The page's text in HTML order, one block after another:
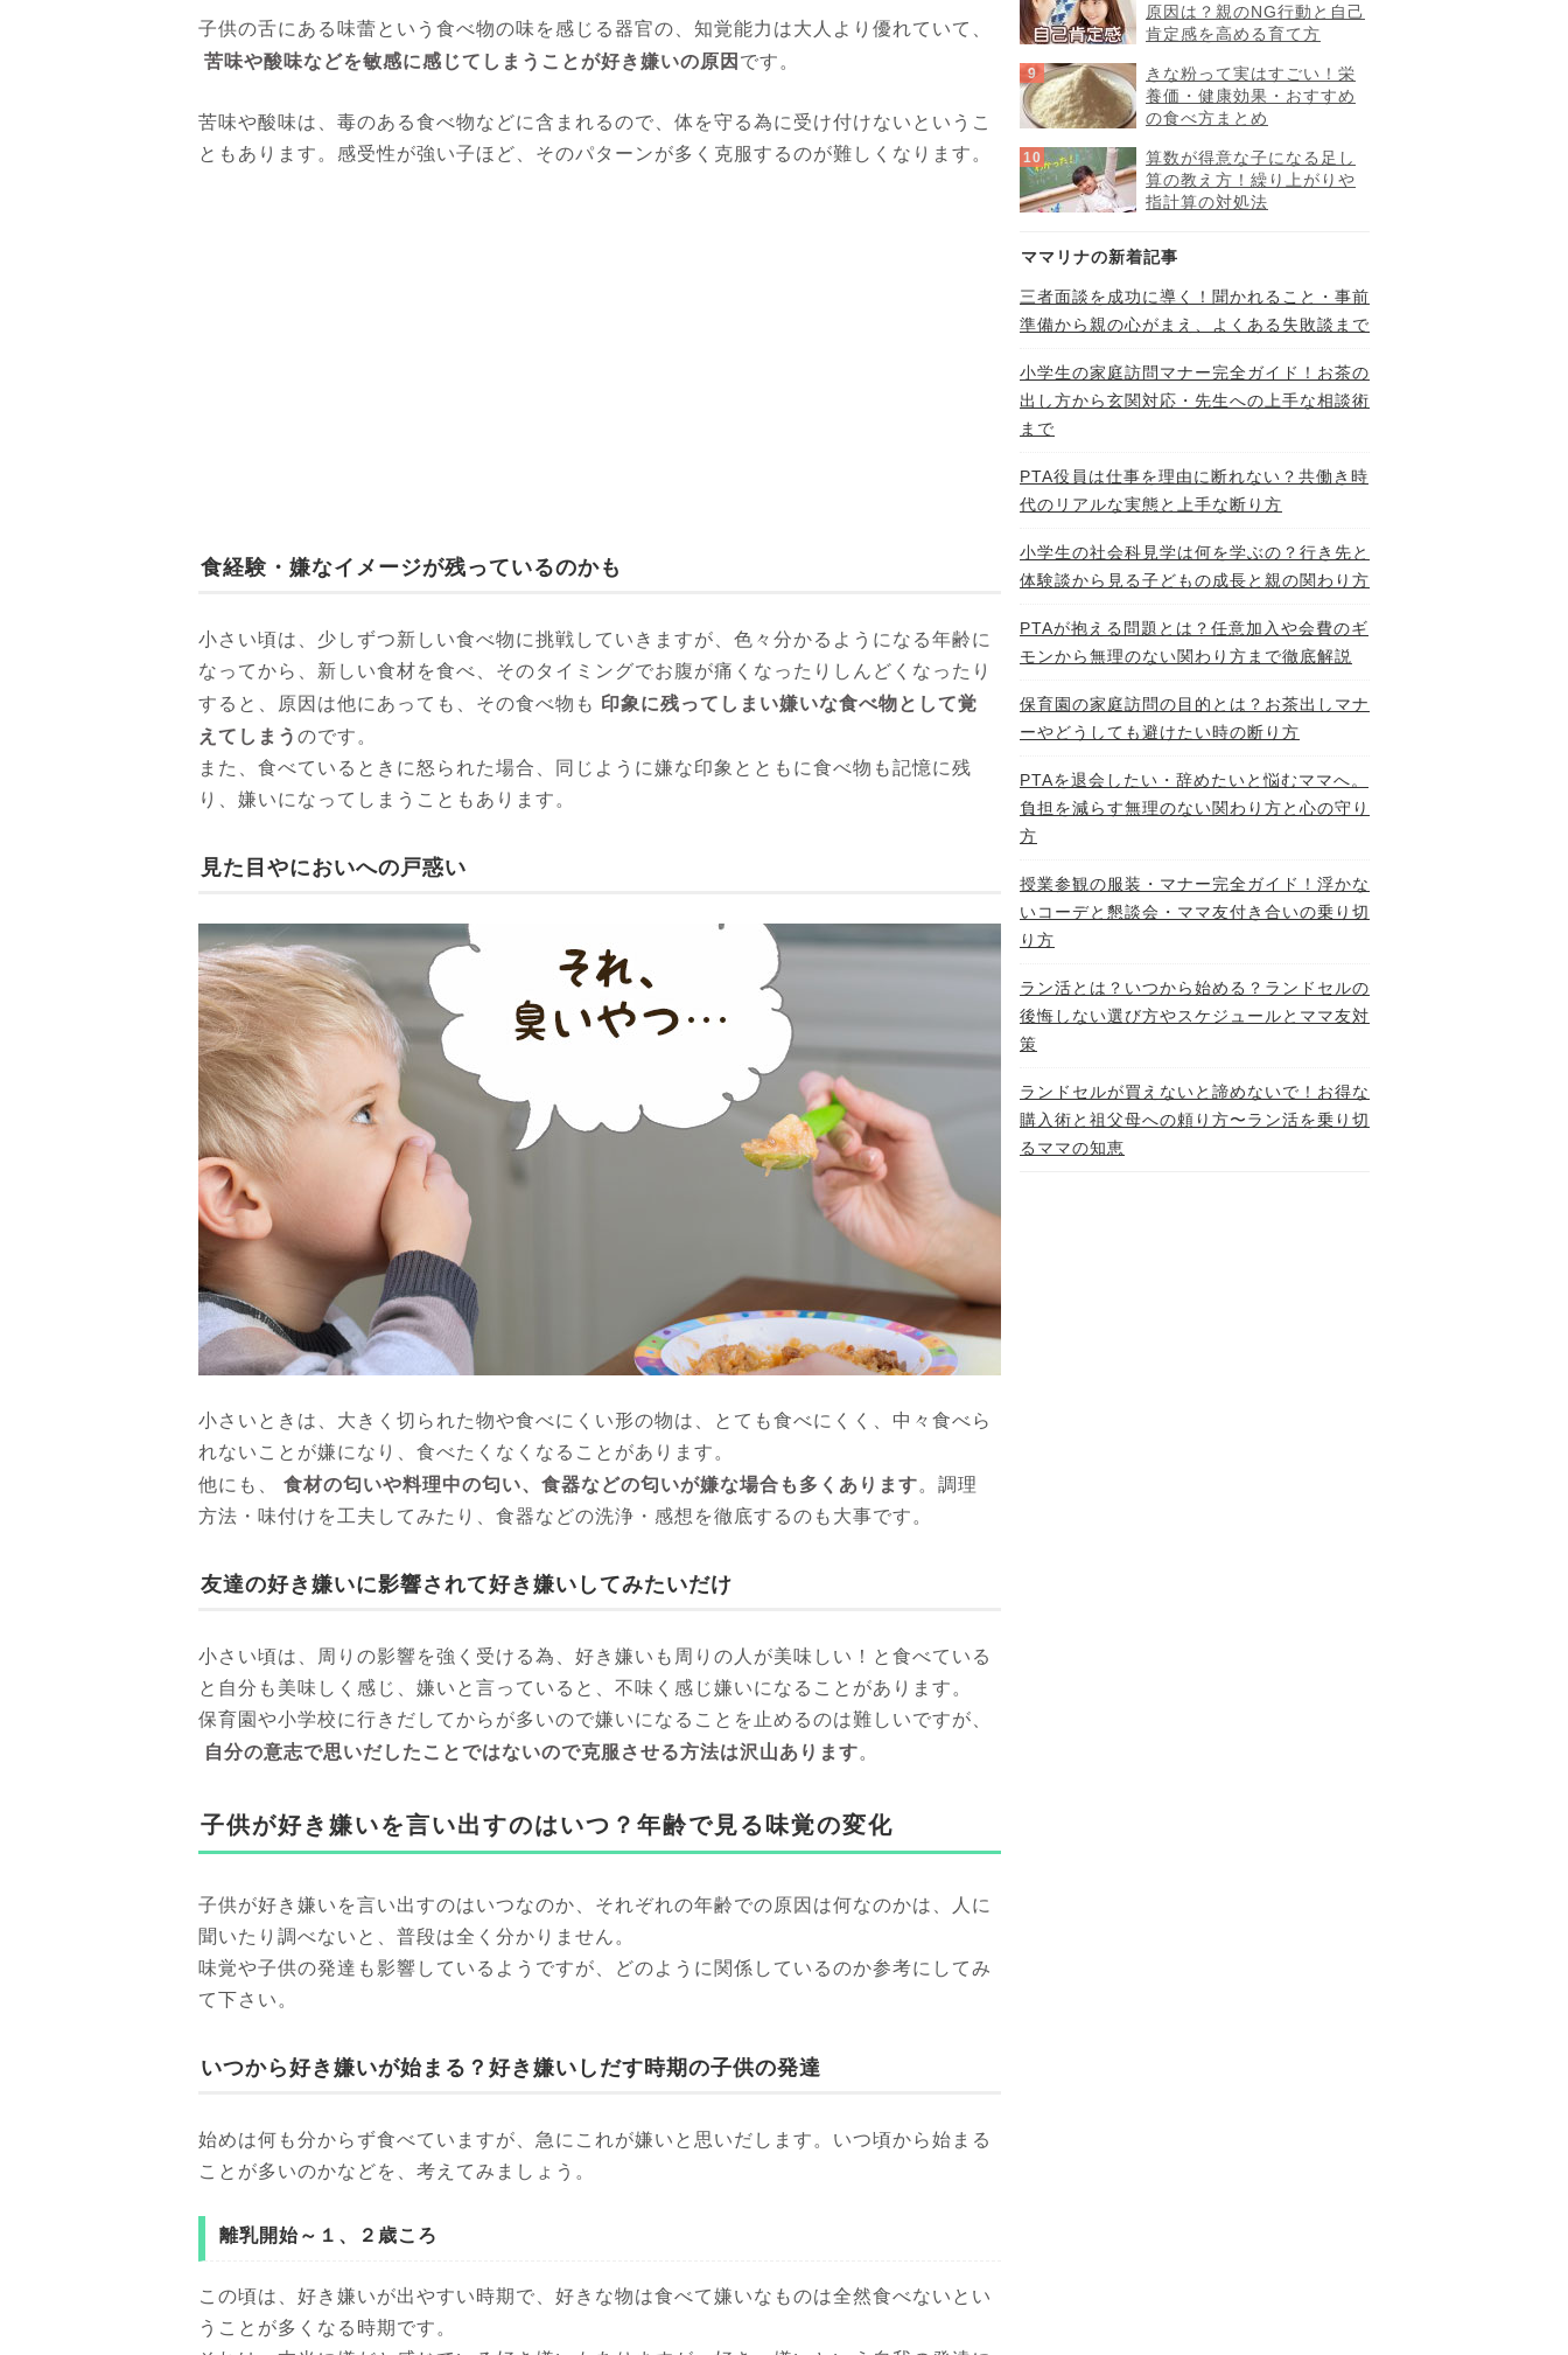
子供の舌にある味蕾という食べ物の味を感じる器官の、知覚能力は大人より優れていて、
苦味や酸味などを敏感に感じてしまうことが好き嫌いの原因 です。
苦味や酸味は、毒のある食べ物などに含まれるので、体を守る為に受け付けないというこ
ともあります。感受性が強い子ほど、そのパターンが多く克服するのが難しくなります。
食経験・嫌なイメージが残っているのかも
小さい頃は、少しずつ新しい食べ物に挑戦していきますが、色々分かるようになる年齢に
なってから、新しい食材を食べ、そのタイミングでお腹が痛くなったりしんどくなったり
すると、原因は他にあっても、その食べ物も 印象に残ってしまい嫌いな食べ物として覚
えてしまう のです。
また、食べているときに怒られた場合、同じように嫌な印象とともに食べ物も記憶に残
り、嫌いになってしまうこともあります。
見た目やにおいへの戸惑い
小さいときは、大きく切られた物や食べにくい形の物は、とても食べにくく、中々食べら
れないことが嫌になり、食べたくなくなることがあります。
他にも、
食材の匂いや料理中の匂い、食器などの匂いが嫌な場合も多くあります。調理
方法・味付けを工夫してみたり、食器などの洗浄・感想を徹底するのも大事です。
友達の好き嫌いに影響されて好き嫌いしてみたいだけ
小さい頃は、周りの影響を強く受ける為、好き嫌いも周りの人が美味しい！と食べている
と自分も美味しく感じ、嫌いと言っていると、不味く感じ嫌いになることがあります。
保育園や小学校に行きだしてからが多いので嫌いになることを止めるのは難しいですが、
自分の意志で思いだしたことではないので克服させる方法は沢山あります。
子供が好き嫌いを言い出すのはいつ？年齢で見る味覚の変化
子供が好き嫌いを言い出すのはいつなのか、それぞれの年齢での原因は何なのかは、人に
聞いたり調べないと、普段は全く分かりません。
味覚や子供の発達も影響しているようですが、どのように関係しているのか参考にしてみ
て下さい。
いつから好き嫌いが始まる？好き嫌いしだす時期の子供の発達
始めは何も分からず食べていますが、急にこれが嫌いと思いだします。いつ頃から始まる
ことが多いのかなどを、考えてみましょう。
離乳開始～１、２歳ころ
この頃は、好き嫌いが出やすい時期で、好きな物は食べて嫌いなものは全然食べないとい
うことが多くなる時期です。
原因は？親のNG行動と自己
肯定感を高める育て方
きな粉って実はすごい！栄
養価・健康効果・おすすめ
の食べ方まとめ
算数が得意な子になる足し
算の教え方！繰り上がりや
指計算の対処法
ママリナの新着記事
三者面談を成功に導く！聞かれること・事前
準備から親の心がまえ、よくある失敗談まで
小学生の家庭訪問マナー完全ガイド！お茶の
出し方から玄関対応・先生への上手な相談術
まで
PTA役員は仕事を理由に断れない？共働き時
代のリアルな実態と上手な断り方
小学生の社会科見学は何を学ぶの？行き先と
体験談から見る子どもの成長と親の関わり方
PTAが抱える問題とは？任意加入や会費のギ
モンから無理のない関わり方まで徹底解説
保育園の家庭訪問の目的とは？お茶出しマナ
ーやどうしても避けたい時の断り方
PTAを退会したい・辞めたいと悩むママへ。
負担を減らす無理のない関わり方と心の守り
方
授業参観の服装・マナー完全ガイド！浮かな
いコーデと懇談会・ママ友付き合いの乗り切
り方
ラン活とは？いつから始める？ランドセルの
後悔しない選び方やスケジュールとママ友対
策
ランドセルが買えないと諦めないで！お得な
購入術と祖父母への頼り方〜ラン活を乗り切
るママの知恵